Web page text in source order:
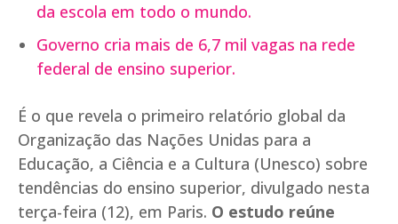
da escola em todo o mundo.
Governo cria mais de 6,7 mil vagas na rede
federal de ensino superior.
É o que revela o primeiro relatório global da
Organização das Nações Unidas para a
Educação, a Ciência e a Cultura (Unesco) sobre
tendências do ensino superior, divulgado nesta
terça-feira (12), em Paris. O estudo reúne